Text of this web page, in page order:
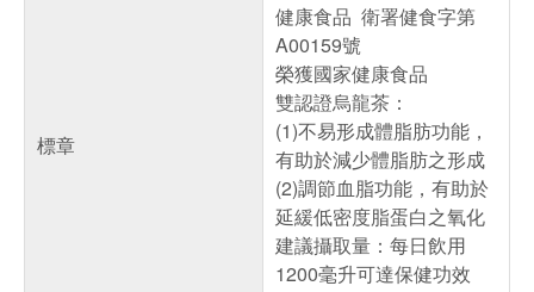
標章
健康食品 衛署健食字第
A00159號
榮獲國家健康食品
雙認證烏龍茶：
(1)不易形成體脂肪功能，
有助於減少體脂肪之形成
(2)調節血脂功能，有助於
延緩低密度脂蛋白之氧化
建議攝取量：每日飲用
1200毫升可達保健功效